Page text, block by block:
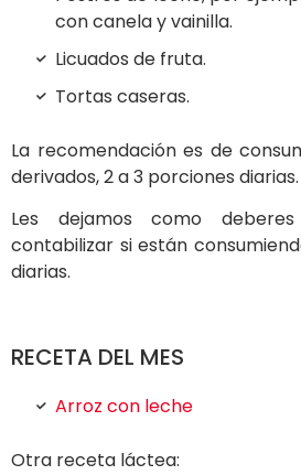
con canela y vainilla.
Licuados de fruta.
Tortas caseras.
La recomendación es de
derivados, 2 a 3 porciones diarias.
Les dejamos como
contabilizar si están
diarias.
RECETA DEL MES
Arroz con leche
Otra receta láctea: